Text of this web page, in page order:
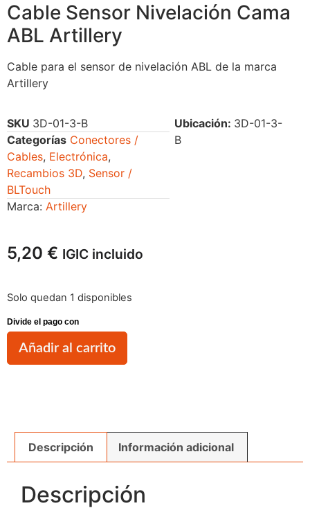
Cable Sensor Nivelación Cama
ABL Artillery
Cable para el sensor de nivelación ABL de la marca
Artillery
SKU 3D-01-3-B
Categorías Conectores /
Cables, Electrónica,
Recambios 3D, Sensor /
BLTouch
Marca: Artillery
Ubicación: 3D-01-3-
B
5,20 € IGIC incluido
Solo quedan 1 disponibles
Añadir al carrito
Descripción Información adicional
Descripción